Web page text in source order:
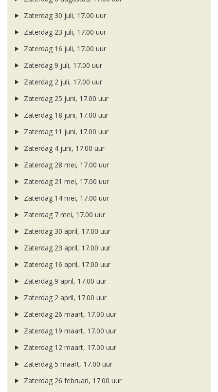
Zaterdag 30 juli, 17.00 uur
Zaterdag 23 juli, 17.00 uur
Zaterdag 16 juli, 17.00 uur
Zaterdag 9 juli, 17.00 uur
Zaterdag 2 juli, 17.00 uur
Zaterdag 25 juni, 17.00 uur
Zaterdag 18 juni, 17.00 uur
Zaterdag 11 juni, 17.00 uur
Zaterdag 4 juni, 17.00 uur
Zaterdag 28 mei, 17.00 uur
Zaterdag 21 mei, 17.00 uur
Zaterdag 14 mei, 17.00 uur
Zaterdag 7 mei, 17.00 uur
Zaterdag 30 april, 17.00 uur
Zaterdag 23 april, 17.00 uur
Zaterdag 16 april, 17.00 uur
Zaterdag 9 april, 17.00 uur
Zaterdag 2 april, 17.00 uur
Zaterdag 26 maart, 17.00 uur
Zaterdag 19 maart, 17.00 uur
Zaterdag 12 maart, 17.00 uur
Zaterdag 5 maart, 17.00 uur
Zaterdag 26 februari, 17.00 uur